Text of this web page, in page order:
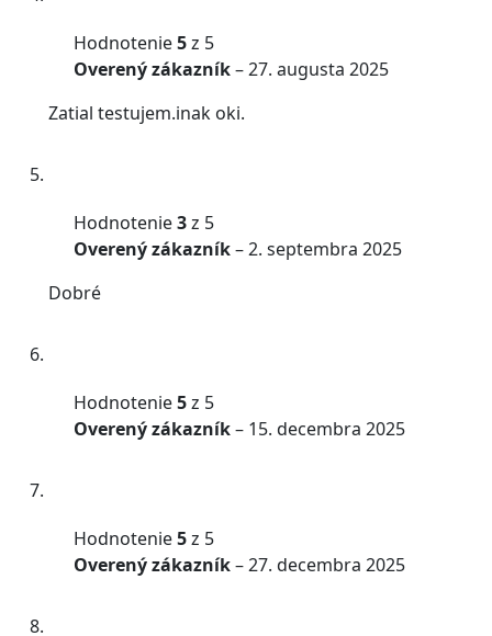
Hodnotenie5z 5
Overený zákazník–27. augusta 2025
Zatial testujem.inak oki.
Hodnotenie3z 5
Overený zákazník–2. septembra 2025
Dobré
Hodnotenie5z 5
Overený zákazník– 15. decembra 2025
Hodnotenie5z 5
Overený zákazník–27. decembra 2025